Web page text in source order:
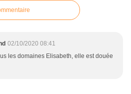
02/10/2020 08:41
les domaines Elisabeth, elle est douée